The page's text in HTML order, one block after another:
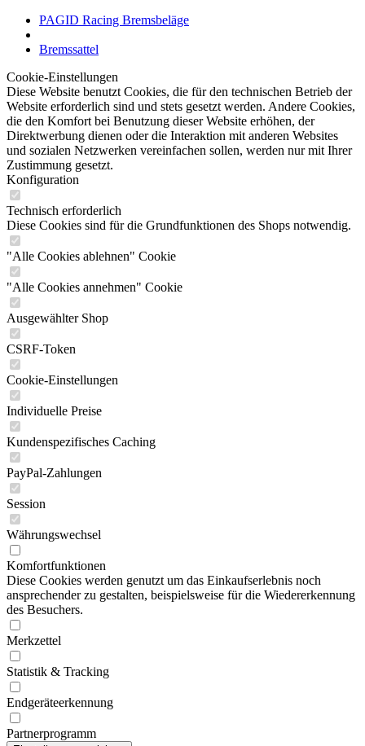
PAGID Racing Bremsbeläge
Bremssattel
Cookie-Einstellungen
Diese Website benutzt Cookies, die für den technischen Betrieb der
Website erforderlich sind und stets gesetzt werden. Andere Cookies,
die den Komfort bei Benutzung dieser Website erhöhen, der
Direktwerbung dienen oder die Interaktion mit anderen Websites
und sozialen Netzwerken vereinfachen sollen, werden nur mit Ihrer
Zustimmung gesetzt.
Konfiguration
Technisch erforderlich
Diese Cookies sind für die Grundfunktionen des Shops notwendig.
"Alle Cookies ablehnen" Cookie
"Alle Cookies annehmen" Cookie
Ausgewählter Shop
CSRF-Token
Cookie-Einstellungen
Individuelle Preise
Kundenspezifisches Caching
PayPal-Zahlungen
Session
Währungswechsel
Komfortfunktionen
Diese Cookies werden genutzt um das Einkaufserlebnis noch
ansprechender zu gestalten, beispielsweise für die Wiedererkennung
des Besuchers.
Merkzettel
Statistik & Tracking
Endgeräteerkennung
Partnerprogramm